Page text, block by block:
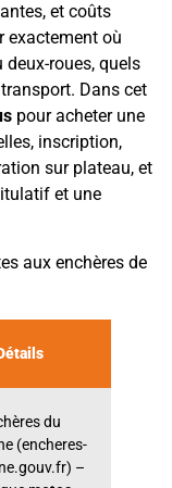
et coûts
exactement où
deux-roues, quels
Dans cet
pour acheter une
inscription,
sur plateau, et
et une
aux enchères de
du
(encheres-
–